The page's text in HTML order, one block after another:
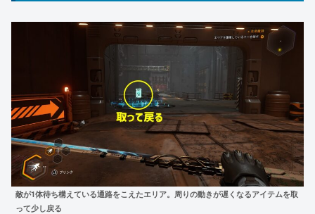
敵が1体待ち構えている通路をこえたエリア。周りの動きが遅くなるアイテムを取
って少し戻る